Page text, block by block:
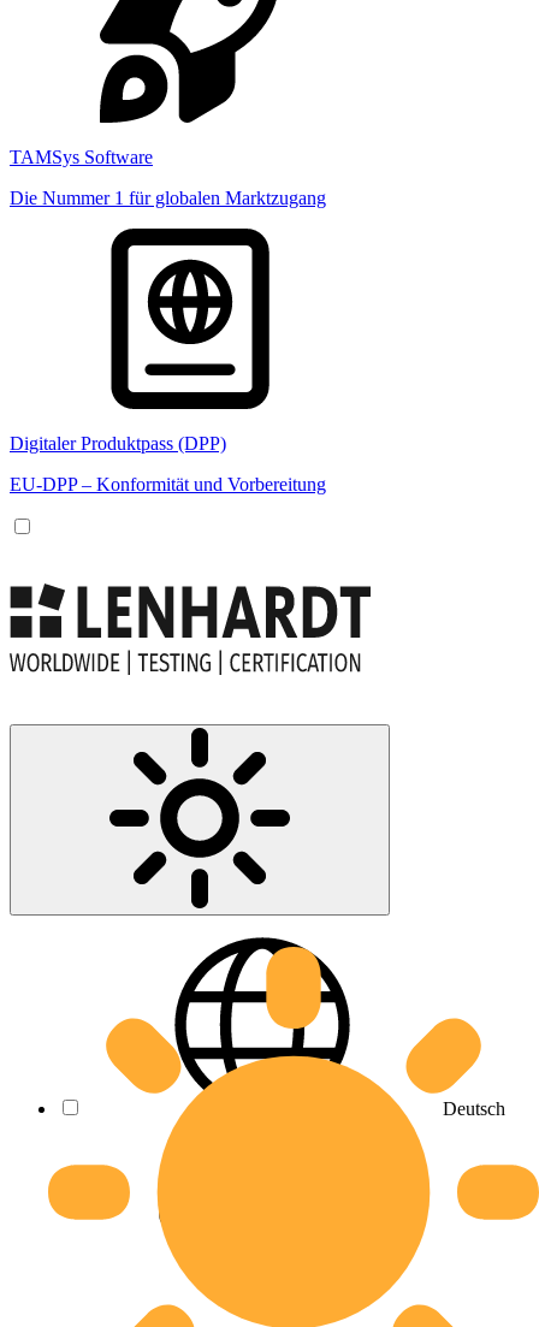
TAMSys Software
Die Nummer 1 für globalen Marktzugang
Digitaler Produktpass (DPP)
EU-DPP – Konformität und Vorbereitung
Deutsch